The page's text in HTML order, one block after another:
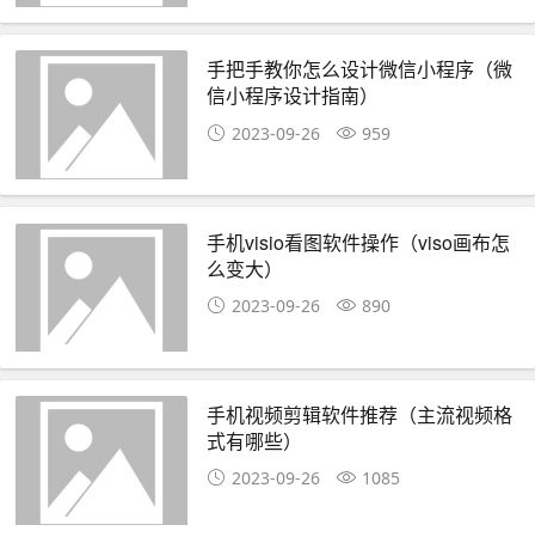
手把手教你怎么设计微信小程序（微
信小程序设计指南）
2023-09-26 959
手机visio看图软件操作（viso画布怎
么变大）
2023-09-26 890
手机视频剪辑软件推荐（主流视频格
式有哪些）
2023-09-26 1085